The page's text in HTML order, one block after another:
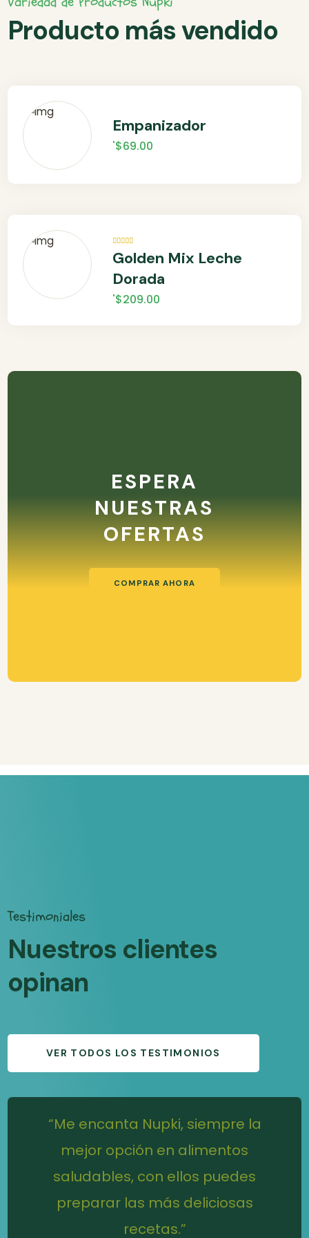
Producto más vendido
Empanizador
'$69.00
Valorado
en5.00de
Golden Mix Leche
Dorada
'$209.00
ESPERA
NUESTRAS
OFERTAS
COMPRAR AHORA
Testimoniales
Nuestros clientes
opinan
VER TODOS LOS TESTIMONIOS
“Me encanta Nupki, siempre la
mejor opción en alimentos
saludables, con ellos puedes
preparar las más deliciosas
recetas.”